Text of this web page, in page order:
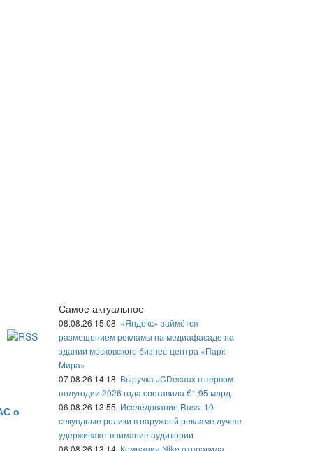
о
Самое актуальное
08.08.26 15:08 «Яндекс» займётся
размещением рекламы на медиафасаде на
здании московского бизнес-центра «Парк
Мира»
07.08.26 14:18 Выручка JCDecaux в первом
полугодии 2026 года составила €1,95 млрд
06.08.26 13:55 Исследование Russ: 10-
секундные ролики в наружной рекламе лучше
удерживают внимание аудитории
06.08.26 13:14 Компания Nike отправила